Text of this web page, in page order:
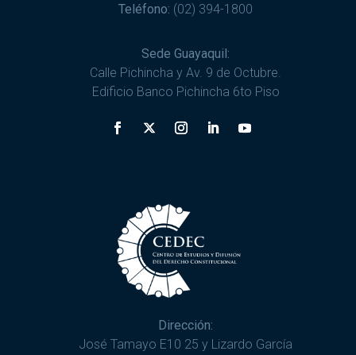
Teléfono: (02) 394-1800
Sede Guayaquil:
Calle Pichincha y Av. 9 de Octubre.
Edificio Banco Pichincha 6to Piso
Dirección:
José Tamayo E10 25 y Lizardo García